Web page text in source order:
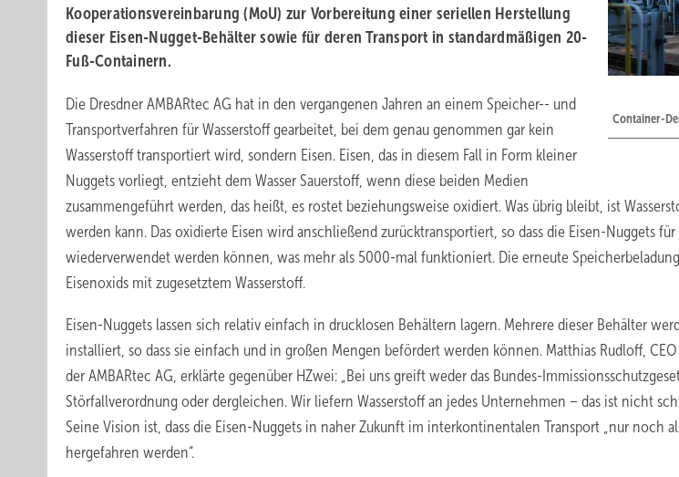
Container-
Kooperationsvereinbarung (MoU) zur Vorbereitung einer seriellen Herstellung
dieser Eisen-Nugget-Behälter sowie für deren Transport in standardmäßigen 20-
Fuß-Containern.
Die Dresdner AMBARtec AG hat in den vergangenen Jahren an einem Speicher-- und
Transportverfahren für Wasserstoff gearbeitet, bei dem genau genommen gar kein
Wasserstoff transportiert wird, sondern Eisen. Eisen, das in diesem Fall in Form kleiner
Nuggets vorliegt, entzieht dem Wasser Sauerstoff, wenn diese beiden Medien
zusammengeführt werden, das heißt, es rostet beziehungsweise oxidiert. Was übrig bleibt, ist
werden kann. Das oxidierte Eisen wird anschließend zurücktransportiert, so dass die Eisen-Nuggets
wiederverwendet werden können, was mehr als 5000-mal funktioniert. Die erneute
Eisenoxids mit zugesetztem Wasserstoff.
Eisen-Nuggets lassen sich relativ einfach in drucklosen Behältern lagern. Mehrere dieser Behälter
installiert, so dass sie einfach und in großen Mengen befördert werden können. Matthias Rudloff,
der AMBARtec AG, erklärte gegenüber HZwei: „Bei uns greift weder das Bundes-
Störfallverordnung oder dergleichen. Wir liefern Wasserstoff an jedes Unternehmen – das ist nicht
Seine Vision ist, dass die Eisen-Nuggets in naher Zukunft im interkontinentalen Transport „nur noch
hergefahren werden“.